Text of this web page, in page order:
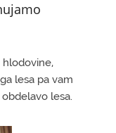
hlodovine,
lesa pa vam
lesa.